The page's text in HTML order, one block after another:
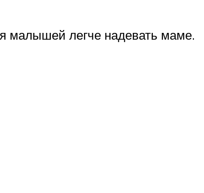
малышей легче надевать маме.